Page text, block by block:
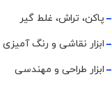
پاکن، تراش، غلط گیر
ابزار نقاشی و رنگ آمیزی
ابزار طراحی و مهندسی